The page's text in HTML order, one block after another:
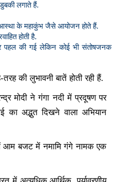
लगाते हैं.
आस्था के महाकुंभ जैसे आयोजन होते हैं.
होती है.
पहल की गई लेकिन कोई भी संतोषजनक
की लुभावनी बातें होती रही हैं.
मोदी ने गंगा नदी में प्रदूषण पर
अद्भुत दिखने वाला अभियान
आम बजट में नमामि गंगे नामक एक